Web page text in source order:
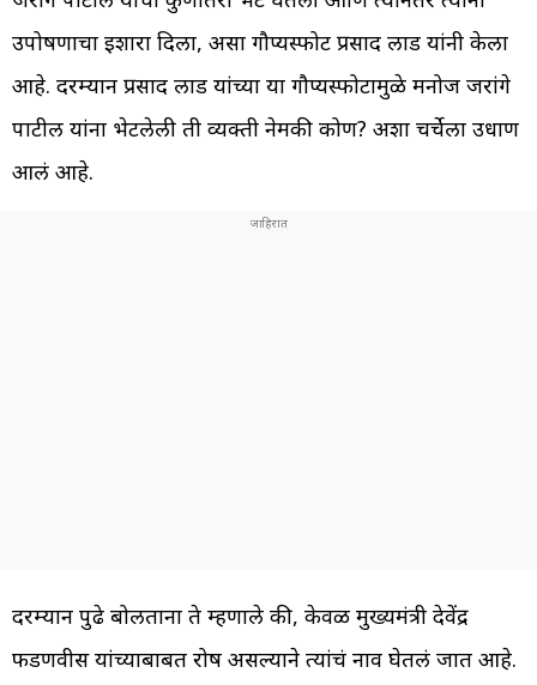
उपोषणाचा इशारा दिला, असा गौप्यस्फोट प्रसाद लाड यांनी केला
आहे. दरम्यान प्रसाद लाड यांच्या या गौप्यस्फोटामुळे मनोज जरांगे
पाटील यांना भेटलेली ती व्यक्ती नेमकी कोण? अशा चर्चेला उधाण
आलं आहे.
दरम्यान पुढे बोलताना ते म्हणाले की, केवळ मुख्यमंत्री देवेंद्र
फडणवीस यांच्याबाबत रोष असल्याने त्यांचं नाव घेतलं जात आहे.